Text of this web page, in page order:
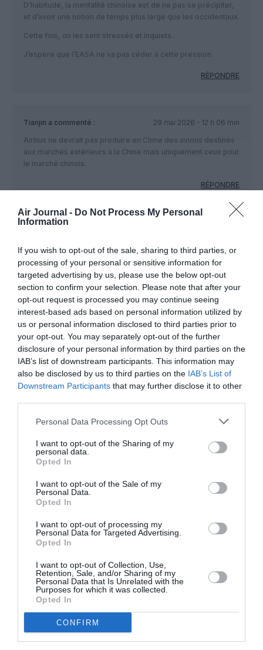
Air Journal - Do Not Process My Personal
Information
If you wish to opt-out of the sale, sharing to third parties, or
processing of your personal or sensitive information for
targeted advertising by us, please use the below opt-out
section to confirm your selection. Please note that after your
opt-out request is processed you may continue seeing
interest-based ads based on personal information utilized by
us or personal information disclosed to third parties prior to
your opt-out. You may separately opt-out of the further
disclosure of your personal information by third parties on the
IAB’s list of downstream participants. This information may
also be disclosed by us to third parties on the IAB’s List of
Downstream Participants that may further disclose it to other
Personal Data Processing Opt Outs
I want to opt-out of the Sharing of my
personal data.
Opted In
I want to opt-out of the Sale of my
Personal Data.
Opted In
I want to opt-out of processing my
Personal Data for Targeted Advertising.
Opted In
I want to opt-out of Collection, Use,
Retention, Sale, and/or Sharing of my
Personal Data that Is Unrelated with the
Purposes for which it was collected.
Opted In
CONFIRM
D’habitude, la mentalité chinoise est de ne pas se précipiter,
et d’avoir une notion de temps plus large que les occidentaux.
Cette fois, on les sent stressés et inquiets..
J’espère que l’EASA ne va pas céder à cette pression.
RÉPONDRE
Tianjin a commenté :
29 mai 2026 - 12 h 06 min
Airbus ne devrait pas produire en Chine des avions destinés
aux marchés extérieurs à la Chine mais uniquement ceux pour
le marché chinois.
RÉPONDRE
@ Tianjin
Facile à dire et très théorique…
Airbus a augmenté le nombre de ses FAL à Tianjin.
Il est gagnant sachant que beaucoup d’éléments,
moteurs, etc ne sont pas fabriqués en Chine mais
en Europe et d’autres pays.
Donc, excellent tremplin pour pénétrer les marchés
asiatiques !
Là où la demande est une des plus fortes.
RÉPONDRE
Hclaudea commenté :
29 mai 2026 - 13 h 38 min
même chose… C’est de bonne guerre, même si je ne
soutiens pas la politique commerciale agressive de ce pays…
RÉPONDRE
Lyonnnais a commenté :
29 mai 2026 - 18 h 29 min
Un avion, ça vole, non ? et ça peut aller dans une direction…
en chine devraient trouver preneur ailleurs … Je suis sûr que
d’autres clients ailleurs aimeraient une accélération de leurs
livraisons …
RÉPONDRE